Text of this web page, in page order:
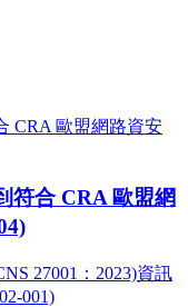
符合 CRA 歐盟網